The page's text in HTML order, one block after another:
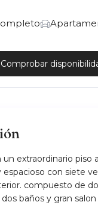
Comprobar
extraordinario piso
espacioso con siete
compuesto de
baños y gran